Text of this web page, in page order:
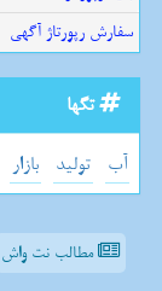
سفارش رپورتاژ آگهی
تگها
آب تولید بازار
مطالب نت واش